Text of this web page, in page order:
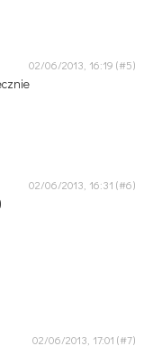
02/06/2013, 16:19
02/06/2013, 16:31
02/06/2013, 17:01